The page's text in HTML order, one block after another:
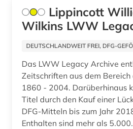
altes ägypten (2)
althochdeutsch (1)
altkanaanäisch (1)
altlastensanierung (1)
Lippincott
Wilkins LWW
DEUTSCHLANDWEIT FREI, DFG-
Das LWW Legacy Archive
Zeitschriften aus dem
1860 - 2004. Darüberhinaus
Titel durch den Kauf einer
DFG-Mitteln bis zum Jahr
Enthalten sind mehr als